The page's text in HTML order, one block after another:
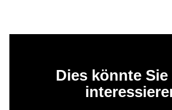
Dies könnte Sie